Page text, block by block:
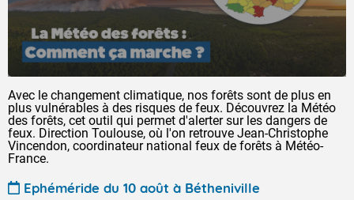
Avec le changement climatique, nos forêts sont de plus en
plus vulnérables à des risques de feux. Découvrez la Météo
des forêts, cet outil qui permet d'alerter sur les dangers de
feux. Direction Toulouse, où l'on retrouve Jean-Christophe
Vincendon, coordinateur national feux de forêts à Météo-
France.
Ephéméride du 10 août à Bétheniville